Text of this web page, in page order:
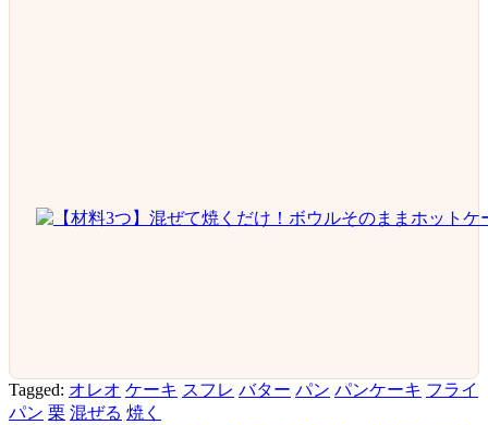
Tagged: オレオ ケーキ スフレ バター パン パンケーキ フライ
パン 栗 混ぜる 焼く